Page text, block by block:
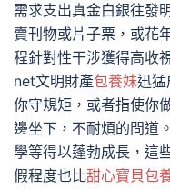
需求支出真金白銀往發
賣刊物或片子票，或花
程針對性干涉獲得高收
net文明財產包養妹迅猛
你守規矩，或者指使你
邊坐下，不耐煩的問道
學等得以蓬勃成長，這
假程度也比甜心寶貝包